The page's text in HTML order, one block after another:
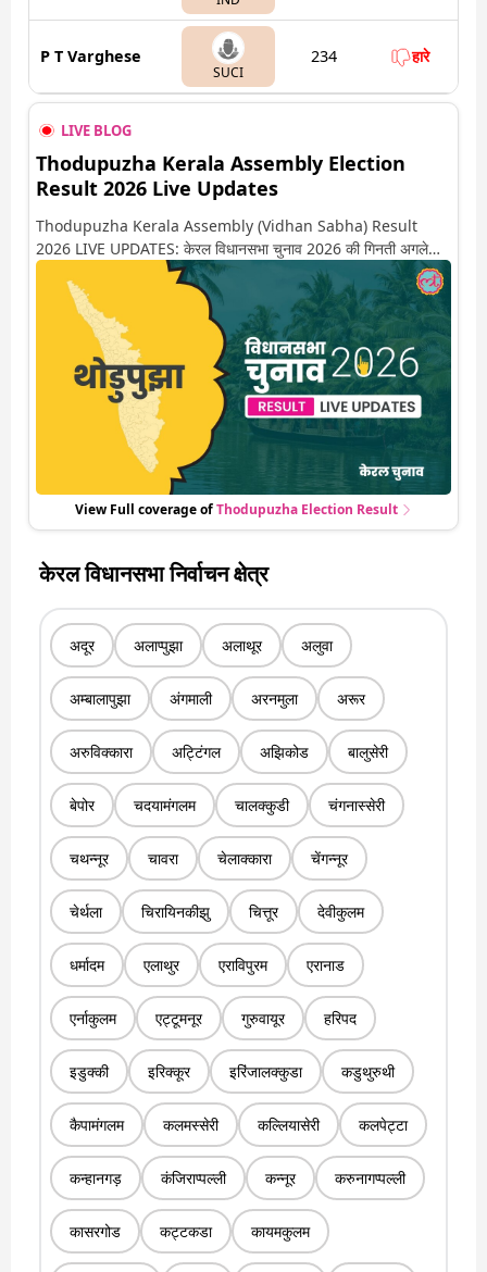
P T Varghese
SUCI
234 हारे
LIVE BLOG
Thodupuzha Kerala Assembly Election
Result 2026 Live Updates
Thodupuzha Kerala Assembly (Vidhan Sabha) Result
2026 LIVE UPDATES: केरल विधानसभा चुनाव 2026 की गिनती अगले
कुछ ही देर में शुरू होने वाली है. यहां देखें थोडुपुझा सीट पर कौन आगे-कौन पीछे
से लेकर किस तरफ जा रहें है रुझान. साथ ही पाइए इस सीट पर हो रही हर एक
हलचल की अपडेट वो भी रियल टाइम में
View Full coverage ofThodupuzha Election Result
केरल विधानसभा निर्वाचन क्षेत्र
अदूर अलाप्पुझा अलाथूर अलुवा
अम्बालापुझा अंगमाली अरनमुला अरूर
अरुविक्कारा अट्टिंगल अझिकोड बालुसेरी
बेपोर चदयामंगलम चालक्कुडी चंगनास्सेरी
चथन्नूर चावरा चेलाक्कारा चेंगन्नूर
चेर्थला चिरायिनकीझु चित्तूर देवीकुलम
धर्मादम एलाथुर एराविपुरम एरानाड
एर्नाकुलम एट्टूमनूर गुरुवायूर हरिपद
इडुक्की इरिक्कूर इरिंजालक्कुडा कडुथुरुथी
कैपामंगलम कलमस्सेरी कल्लियासेरी कलपेट्टा
कन्हानगड़ कंजिराप्पल्ली कन्नूर करुनागप्पल्ली
कासरगोड कट्टकडा कायमकुलम